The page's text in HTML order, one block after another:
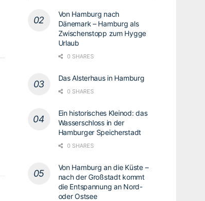
Von Hamburg nach
Dänemark – Hamburg als
Zwischenstopp zum Hygge
Urlaub
0 SHARES
Das Alsterhaus in Hamburg
0 SHARES
Ein historisches Kleinod: das
Wasserschloss in der
Hamburger Speicherstadt
0 SHARES
Von Hamburg an die Küste –
nach der Großstadt kommt
die Entspannung an Nord-
oder Ostsee